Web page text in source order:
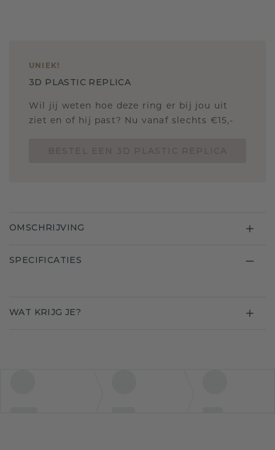
UNIEK!
3D PLASTIC REPLICA
Wil jij weten hoe deze ring er bij jou uit
ziet en of hij past? Nu vanaf slechts €15,-
OMSCHRIJVING
SPECIFICATIES
WAT KRIJG JE?